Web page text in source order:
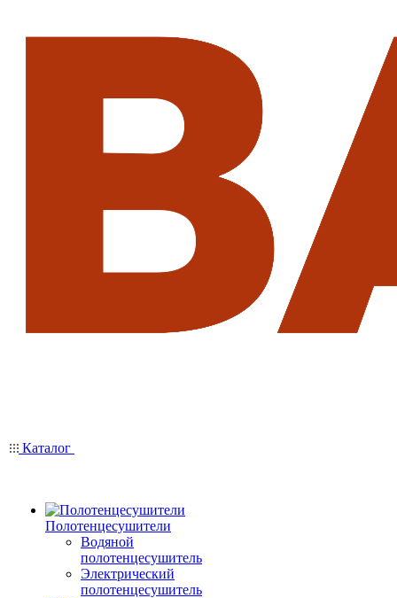
Каталог
Полотенцесушители
Водяной
полотенцесушитель
Электрический
полотенцесушитель